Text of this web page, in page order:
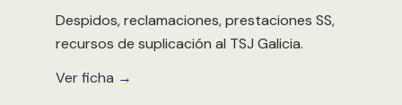
Despidos, reclamaciones, prestaciones SS,
recursos de suplicación al TSJ Galicia.
Ver ficha →